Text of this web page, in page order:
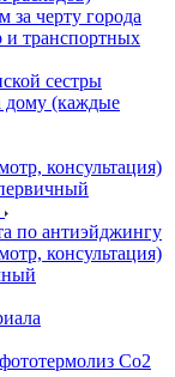
за черту города
и транспортных
сестры
дому (каждые
консультация)
по антиэйджингу
консультация)
Со2